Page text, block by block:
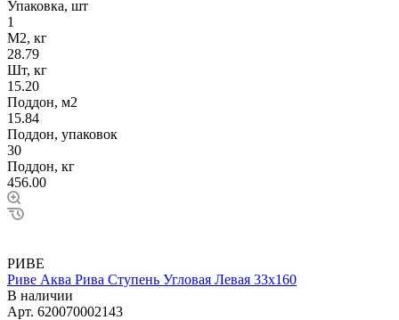
Упаковка, шт
1
М2, кг
28.79
Шт, кг
15.20
Поддон, м2
15.84
Поддон, упаковок
30
Поддон, кг
456.00
РИВЕ
Риве Аква Рива Ступень Угловая Левая 33х160
В наличии
Арт. 620070002143